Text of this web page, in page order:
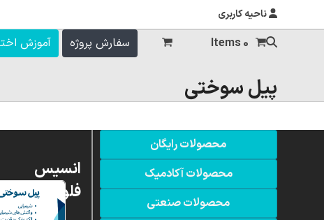
ناحیه کاربری
آموزش سفارش پروژه 0 Items
پیل سوختی
محصولات رایگان
محصولات آکادمیک
محصولات صنعتی
انسیس
فلوئنت